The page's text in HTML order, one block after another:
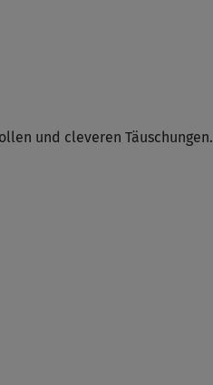
und cleveren Täuschungen.